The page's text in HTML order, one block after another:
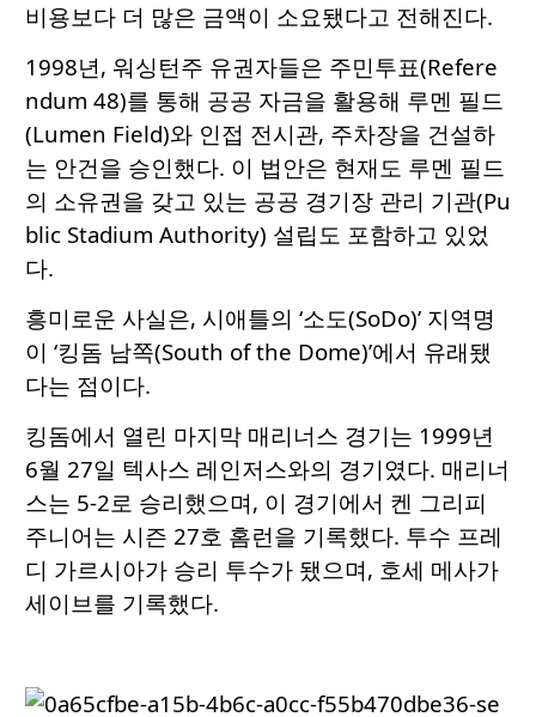
비용보다 더 많은 금액이 소요됐다고 전해진다.
1998년, 워싱턴주 유권자들은 주민투표(Refere
ndum 48)를 통해 공공 자금을 활용해 루멘 필드
(Lumen Field)와 인접 전시관, 주차장을 건설하
는 안건을 승인했다. 이 법안은 현재도 루멘 필드
의 소유권을 갖고 있는 공공 경기장 관리 기관(Pu
blic Stadium Authority) 설립도 포함하고 있었
다.
흥미로운 사실은, 시애틀의 ‘소도(SoDo)’ 지역명
이 ‘킹돔 남쪽(South of the Dome)’에서 유래됐
다는 점이다.
킹돔에서 열린 마지막 매리너스 경기는 1999년
6월 27일 텍사스 레인저스와의 경기였다. 매리너
스는 5-2로 승리했으며, 이 경기에서 켄 그리피
주니어는 시즌 27호 홈런을 기록했다. 투수 프레
디 가르시아가 승리 투수가 됐으며, 호세 메사가
세이브를 기록했다.